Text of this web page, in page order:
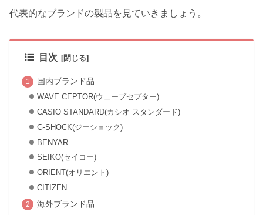
代表的なブランドの製品を見ていきましょう。
目次
国内ブランド品
WAVE CEPTOR(ウェーブセプター)
CASIO STANDARD(カシオ スタンダード)
G-SHOCK(ジーショック)
BENYAR
SEIKO(セイコー)
ORIENT(オリエント)
CITIZEN
海外ブランド品